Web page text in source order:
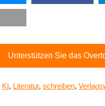
Unterstützen Sie das
KI, Literatur, schreiben,